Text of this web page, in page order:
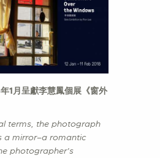
年1月呈獻李慧鳳個展《窗外
terms, the photograph
a mirror–a romantic
photographer’s